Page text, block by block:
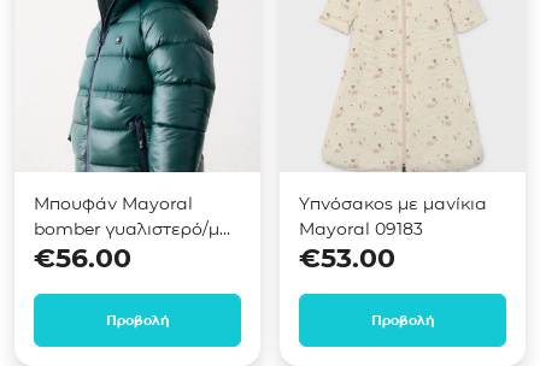
Μπουφάν Mayoral
bomber γυαλιστερό/ματ
Πράσινο 04469
€56.00
Προβολή
Υπνόσακος με μανίκια
Mayoral 09183
€53.00
Προβολή